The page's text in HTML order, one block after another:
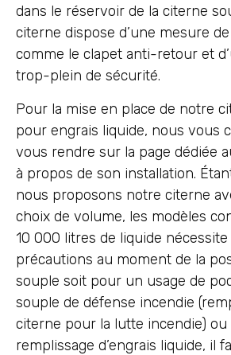
dans le réservoir de la citerne
citerne dispose d’une mesure
comme le clapet anti-retour et
trop-plein de sécurité.
Pour la mise en place de notre
pour engrais liquide, nous vous
vous rendre sur la page dédiée
à propos de son installation.
nous proposons notre citerne
choix de volume, les modèles
10 000 litres de liquide
précautions au moment de la
souple soit pour un usage de
souple de défense incendie
citerne pour la lutte incendie)
remplissage d’engrais liquide, il